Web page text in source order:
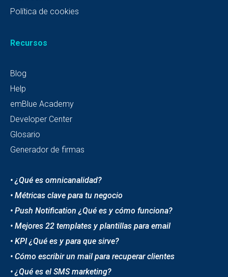
Política de cookies
Recursos
Blog
Help
emBlue Academy
Developer Center
Glosario
Generador de firmas
• ¿Qué es omnicanalidad?
• Métricas clave para tu negocio
• Push Notification ¿Qué es y cómo funciona?
• Mejores 22 templates y plantillas para email
• KPI ¿Qué es y para que sirve?
• Cómo escribir un mail para recuperar clientes
• ¿Qué es el SMS marketing?